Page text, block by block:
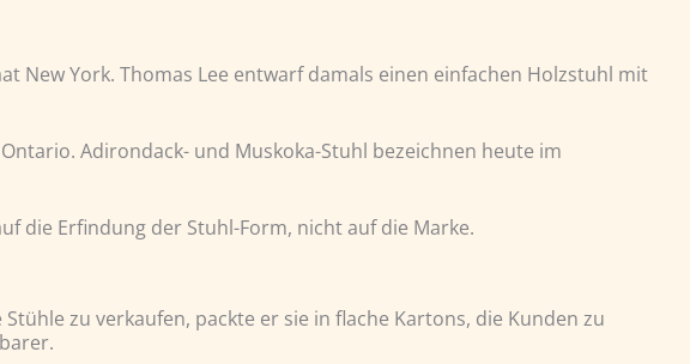
New York. Thomas Lee entwarf damals einen einfachen Holzstuhl mit
Adirondack- und Muskoka-Stuhl bezeichnen heute im
die Erfindung der Stuhl-Form, nicht auf die Marke.
zu verkaufen, packte er sie in flache Kartons, die Kunden zu